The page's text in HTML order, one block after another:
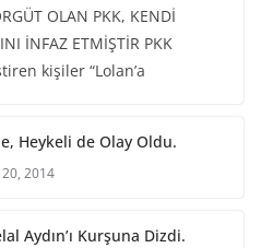
OLAN PKK, KENDİ
İNFAZ ETMİŞTİR PKK
kişiler “Lolan’a
Heykeli de Olay Oldu.
2014
Aydın’ı Kurşuna Dizdi.